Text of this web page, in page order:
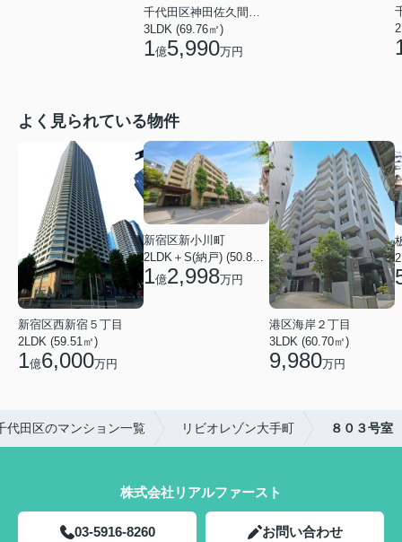
千代田区神田佐久間町３丁目
3LDK (69.76㎡)
1億5,990万円
よく見られている物件
新宿区西新宿５丁目
2LDK (59.51㎡)
1億6,000万円
新宿区新小川町
2LDK＋S(納戸) (50.88㎡)
1億2,998万円
港区海岸２丁目
3LDK (60.70㎡)
9,980万円
代田区のマンション一覧 リビオレゾン大手町 ８０３号室
株式会社リアルファースト
03-5916-8260 お問い合わせ